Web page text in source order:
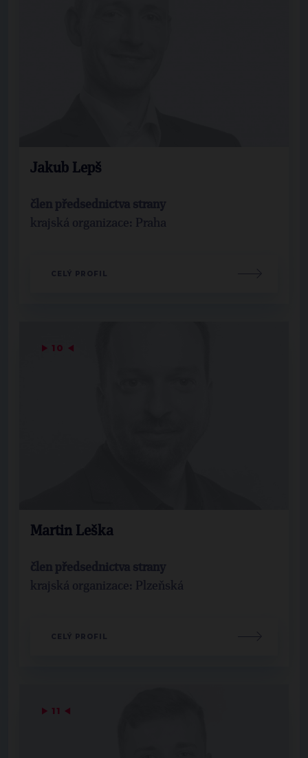
Jakub Lepš
člen předsednictva strany
krajská organizace: Praha
CELÝ PROFIL
▶ 10 ◀
Martin Leška
člen předsednictva strany
krajská organizace: Plzeňská
CELÝ PROFIL
▶ 11 ◀